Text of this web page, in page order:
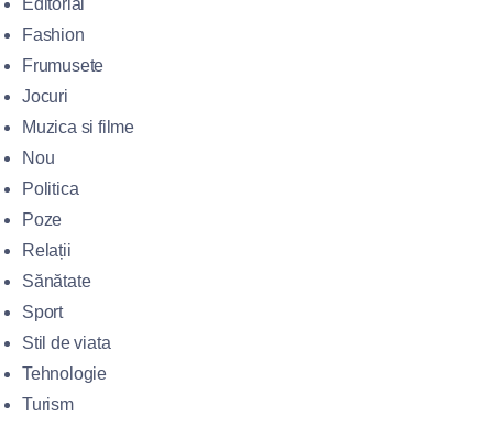
Fashion
Frumusete
Jocuri
Muzica si filme
Nou
Politica
Poze
Relații
Sănătate
Sport
Stil de viata
Tehnologie
Turism